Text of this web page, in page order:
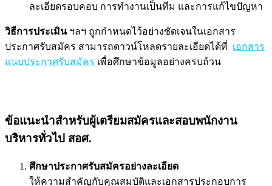
ละเอียดรอบคอบ การทำงานเป็นทีม และการแก้ไขปัญหา
วิธีการประเมินฯลฯ ถูกกำหนดไว้อย่างชัดเจนในเอกสาร
ประกาศรับสมัคร สามารถดาวน์โหลดรายละเอียดได้ที่ เอกสาร
แนบประกาศรับสมัคร เพื่อศึกษาข้อมูลอย่างครบถ้วน
ข้อแนะนำสำหรับผู้เตรียมสมัครและสอบพนักงาน
บริหารทั่วไป สอศ.
ศึกษาประกาศรับสมัครอย่างละเอียด
ให้ความสำคัญกับคุณสมบัติและเอกสารประกอบการ